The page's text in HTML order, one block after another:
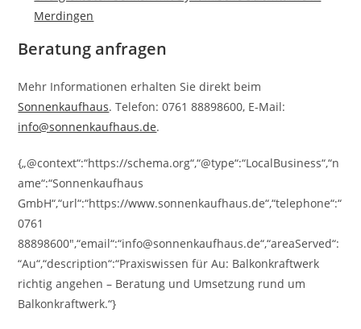
Merdingen
Beratung anfragen
Mehr Informationen erhalten Sie direkt beim
Sonnenkaufhaus. Telefon: 0761 88898600, E-Mail:
info@sonnenkaufhaus.de.
{„@context“:“https://schema.org“,“@type“:“LocalBusiness“,“n
ame“:“Sonnenkaufhaus
GmbH“,“url“:“https://www.sonnenkaufhaus.de“,“telephone“:“
0761
88898600″,“email“:“info@sonnenkaufhaus.de“,“areaServed“:
“Au“,“description“:“Praxiswissen für Au: Balkonkraftwerk
richtig angehen – Beratung und Umsetzung rund um
Balkonkraftwerk.“}